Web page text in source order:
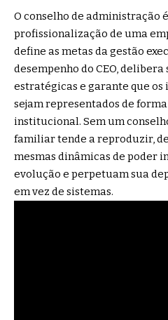
O conselho de administração
profissionalização de uma
define as metas da gestão
desempenho do CEO,
estratégicas e garante que os
sejam representados de
institucional. Sem um
familiar tende a reproduzir,
mesmas dinâmicas de poder
evolução e perpetuam sua
em vez de sistemas.